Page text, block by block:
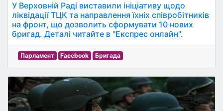
У Верховній Раді виставили ініціативу щодо
ліквідації ТЦК та направлення їхніх співробітників
на фронт, що дозволить сформувати 10 нових
бригад. Деталі читайте в "Експрес онлайн".
Парламент Facebook Бригада